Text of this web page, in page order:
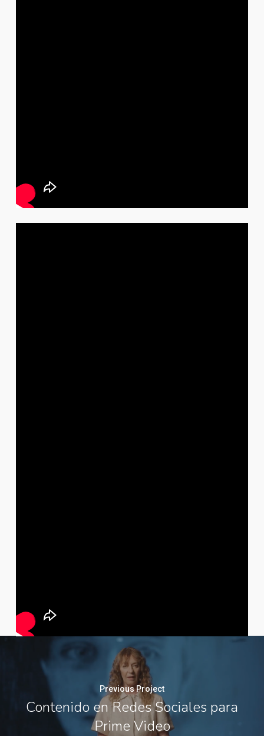
Previous Project
Contenido en Redes Sociales para
Prime Video